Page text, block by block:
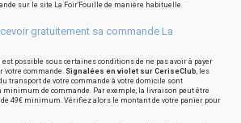
sur le site La Foir'Fouille de manière habituelle
gratuitement sa commande La
possible sous certaines conditions de ne pas avoir à payer
votre commande. Signalées en violet sur CeriseClub, les
transport de votre commande à votre domicile sont
de commande. Par exemple, la livraison peut être
49€ minimum. Vérifiez alors le montant de votre panier pour